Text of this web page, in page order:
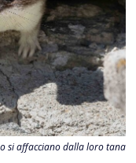
si affacciano dalla loro tana